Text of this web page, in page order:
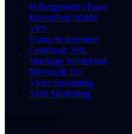
Hébergement cPanel
Revendeur WHM
VPS
Noms de domaine
Certificats SSL
Stockage Nextcloud
Microsoft 365
Video Streaming
SMS Marketing